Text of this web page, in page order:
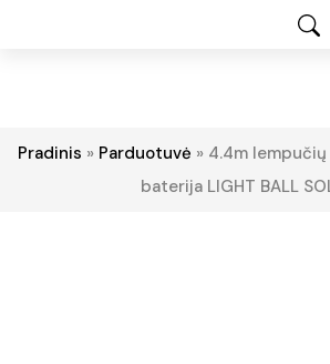
Pradinis » Parduotuvė » 4.4m
baterija LIGHT BALL